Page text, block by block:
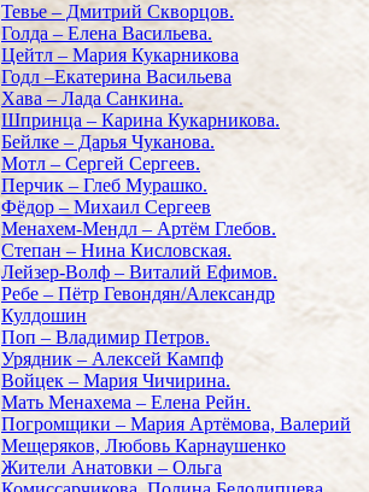
Тевье – Дмитрий Скворцов.
Голда – Елена Васильева.
Цейтл – Мария Кукарникова
Годл –Екатерина Васильева
Хава – Лада Санкина.
Шпринца – Карина Кукарникова.
Бейлке – Дарья Чуканова.
Мотл – Сергей Сергеев.
Перчик – Глеб Мурашко.
Фёдор – Михаил Сергеев
Менахем-Мендл – Артём Глебов.
Степан – Нина Кисловская.
Лейзер-Волф – Виталий Ефимов.
Ребе – Пётр Гевондян/Александр
Кулдошин
Поп – Владимир Петров.
Урядник – Алексей Кампф
Войцек – Мария Чичирина.
Мать Менахема – Елена Рейн.
Погромщики – Мария Артёмова, Валерий
Мещеряков, Любовь Карнаушенко
Жители Анатовки – Ольга